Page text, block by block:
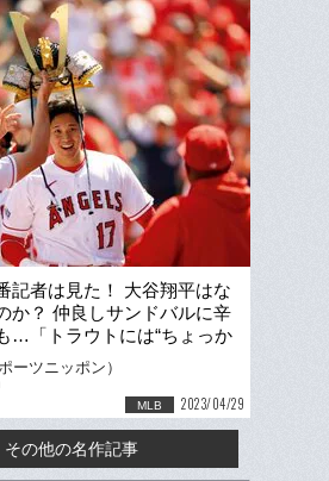
記者は見た！ 大谷翔平はな
か？ 仲良しサンドバルに辛
…「トラウトには“ちょっか
」
ーツニッポン）
MLB 2023/04/29
その他の名作記事